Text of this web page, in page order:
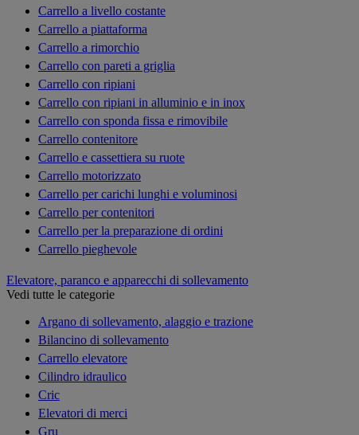
Carrello a livello costante
Carrello a piattaforma
Carrello a rimorchio
Carrello con pareti a griglia
Carrello con ripiani
Carrello con ripiani in alluminio e in inox
Carrello con sponda fissa e rimovibile
Carrello contenitore
Carrello e cassettiera su ruote
Carrello motorizzato
Carrello per carichi lunghi e voluminosi
Carrello per contenitori
Carrello per la preparazione di ordini
Carrello pieghevole
Elevatore, paranco e apparecchi di sollevamento
Vedi tutte le categorie
Argano di sollevamento, alaggio e trazione
Bilancino di sollevamento
Carrello elevatore
Cilindro idraulico
Cric
Elevatori di merci
Gru